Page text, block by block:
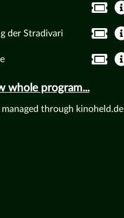
der Stradivari
whole program...
managed through kinoheld.de